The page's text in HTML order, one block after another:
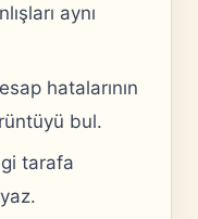
aynı
hatalarının
bul.
tarafa